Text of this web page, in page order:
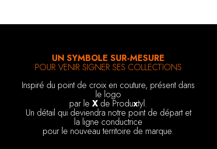
UN SYMBOLE SUR-MESURE
POUR VENIR SIGNER SES COLLECTIONS
Inspiré du point de croix en couture, présent dans
le logo
par leX de Produxtyl.
Un détail qui deviendra notre point de départ et
la ligne conductrice
pour le nouveau territoire de marque.